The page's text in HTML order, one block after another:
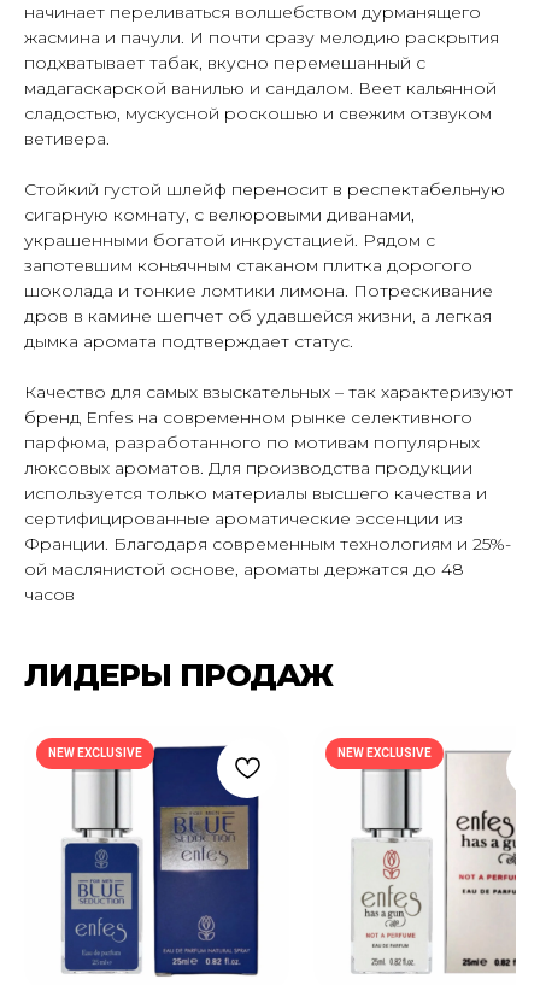
начинает переливаться волшебством дурманящего
жасмина и пачули. И почти сразу мелодию раскрытия
подхватывает табак, вкусно перемешанный с
мадагаскарской ванилью и сандалом. Веет кальянной
сладостью, мускусной роскошью и свежим отзвуком
ветивера.
Стойкий густой шлейф переносит в респектабельную
сигарную комнату, с велюровыми диванами,
украшенными богатой инкрустацией. Рядом с
запотевшим коньячным стаканом плитка дорогого
шоколада и тонкие ломтики лимона. Потрескивание
дров в камине шепчет об удавшейся жизни, а легкая
дымка аромата подтверждает статус.
Качество для самых взыскательных – так характеризуют
бренд Enfes на современном рынке селективного
парфюма, разработанного по мотивам популярных
люксовых ароматов. Для производства продукции
используется только материалы высшего качества и
сертифицированные ароматические эссенции из
Франции. Благодаря современным технологиям и 25%-
ой маслянистой основе, ароматы держатся до 48
часов
ЛИДЕРЫ ПРОДАЖ
NEW EXCLUSIVE NEW EXCLUSIVE
ПОДПИШИСЬ НА РАССЫЛКУ И УЗНАВАЙ
О НОВЫХ ПОСТУПЛЕНИЯХ И АКЦИЯХ —
Подписаться